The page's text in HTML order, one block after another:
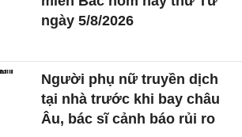
ngày 5/8/2026
Người phụ nữ truyền dịch
tại nhà trước khi bay châu
Âu, bác sĩ cảnh báo rủi ro